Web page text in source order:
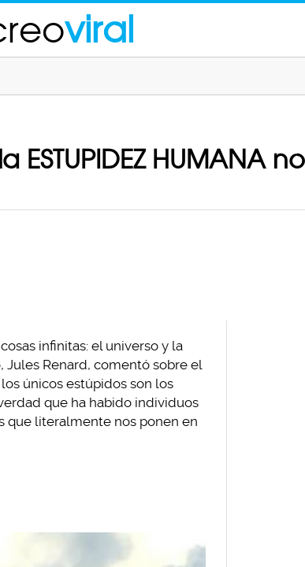
viral
HUMANA
infinitas: el universo y la
Jules Renard, comentó sobre el
únicos estúpidos son los
que ha habido individuos
que literalmente nos ponen en